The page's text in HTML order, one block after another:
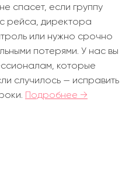
спасет, если группу
рейса, директора
или нужно срочно
потерями. У нас вы
которые
случилось — исправить
Подробнее →